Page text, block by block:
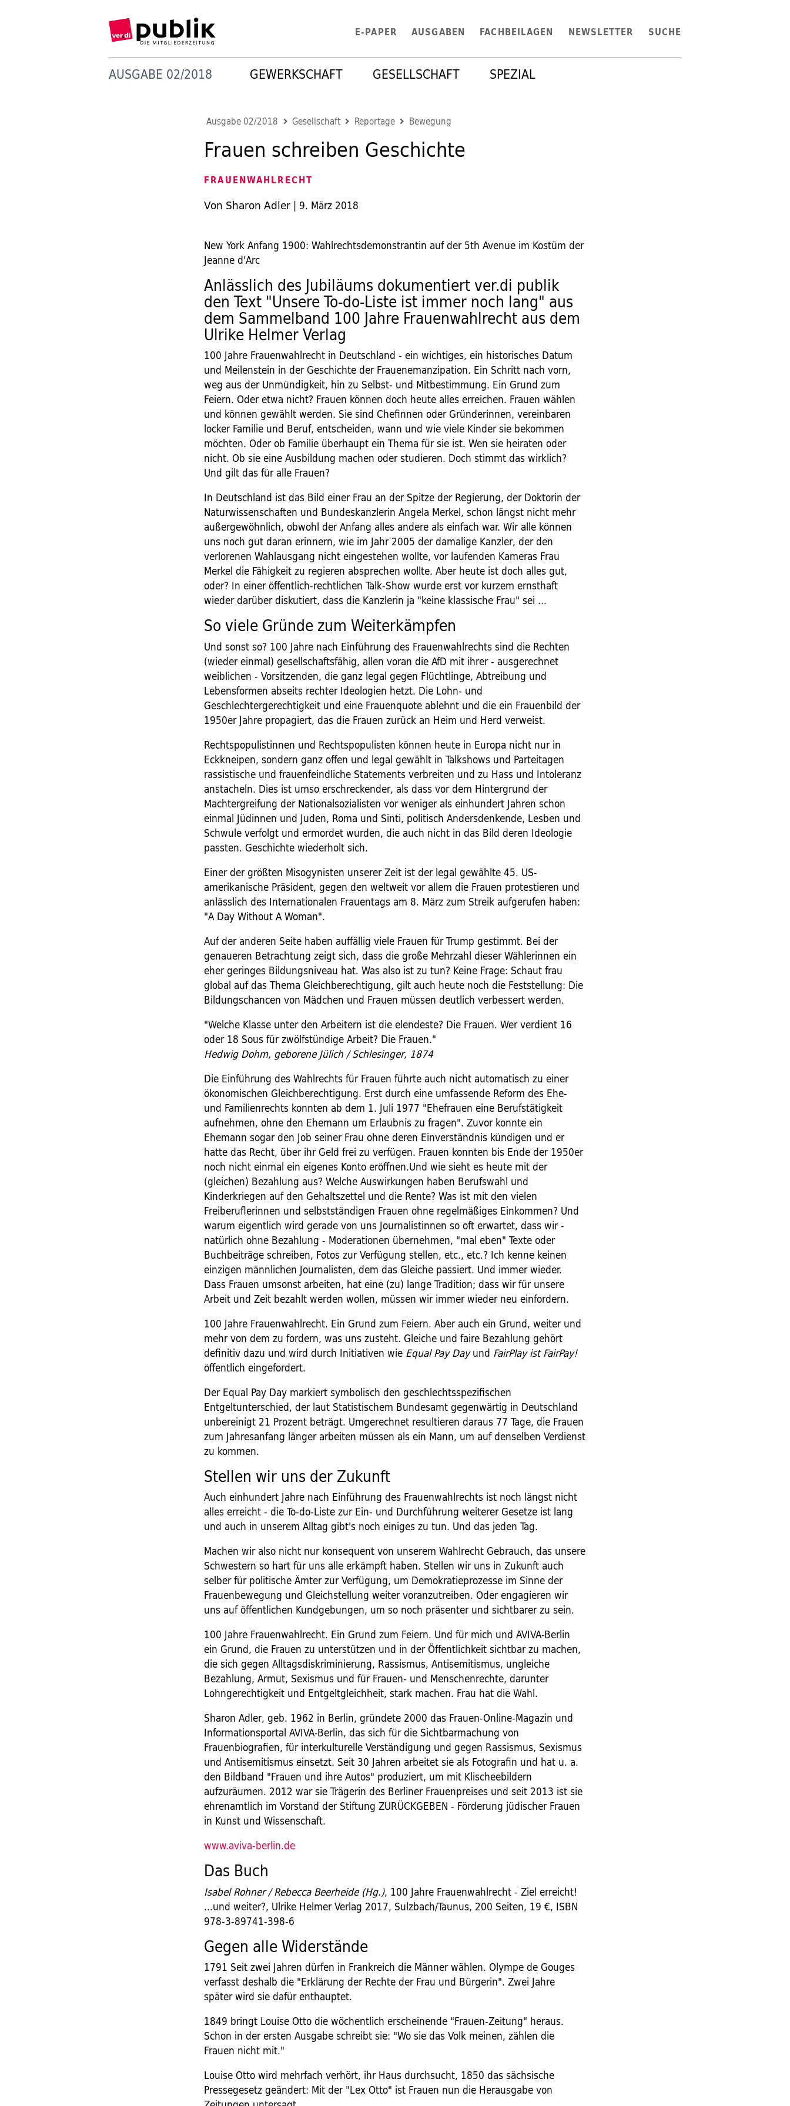
E-PAPER AUSGABEN FACHBEILAGEN NEWSLETTER SUCHE
AUSGABE 02/2018 GEWERKSCHAFT GESELLSCHAFT SPEZIAL
Ausgabe 02/2018 Gesellschaft Reportage Bewegung
Frauen schreiben Geschichte
FRAUENWAHLRECHT
Von Sharon Adler | 9. März 2018
New York Anfang 1900: Wahlrechtsdemonstrantin auf der 5th Avenue im Kostüm der
Jeanne d'Arc
Anlässlich des Jubiläums dokumentiert ver.di publik
den Text "Unsere To-do-Liste ist immer noch lang" aus
dem Sammelband 100 Jahre Frauenwahlrecht aus dem
Ulrike Helmer Verlag
100 Jahre Frauenwahlrecht in Deutschland - ein wichtiges, ein historisches Datum
und Meilenstein in der Geschichte der Frauenemanzipation. Ein Schritt nach vorn,
weg aus der Unmündigkeit, hin zu Selbst- und Mitbestimmung. Ein Grund zum
Feiern. Oder etwa nicht? Frauen können doch heute alles erreichen. Frauen wählen
und können gewählt werden. Sie sind Chefinnen oder Gründerinnen, vereinbaren
locker Familie und Beruf, entscheiden, wann und wie viele Kinder sie bekommen
möchten. Oder ob Familie überhaupt ein Thema für sie ist. Wen sie heiraten oder
nicht. Ob sie eine Ausbildung machen oder studieren. Doch stimmt das wirklich?
Und gilt das für alle Frauen?
In Deutschland ist das Bild einer Frau an der Spitze der Regierung, der Doktorin der
Naturwissenschaften und Bundeskanzlerin Angela Merkel, schon längst nicht mehr
außergewöhnlich, obwohl der Anfang alles andere als einfach war. Wir alle können
uns noch gut daran erinnern, wie im Jahr 2005 der damalige Kanzler, der den
verlorenen Wahlausgang nicht eingestehen wollte, vor laufenden Kameras Frau
Merkel die Fähigkeit zu regieren absprechen wollte. Aber heute ist doch alles gut,
oder? In einer öffentlich-rechtlichen Talk-Show wurde erst vor kurzem ernsthaft
wieder darüber diskutiert, dass die Kanzlerin ja "keine klassische Frau" sei ...
So viele Gründe zum Weiterkämpfen
Und sonst so? 100 Jahre nach Einführung des Frauenwahlrechts sind die Rechten
(wieder einmal) gesellschaftsfähig, allen voran die AfD mit ihrer - ausgerechnet
weiblichen - Vorsitzenden, die ganz legal gegen Flüchtlinge, Abtreibung und
Lebensformen abseits rechter Ideologien hetzt. Die Lohn- und
Geschlechtergerechtigkeit und eine Frauenquote ablehnt und die ein Frauenbild der
1950er Jahre propagiert, das die Frauen zurück an Heim und Herd verweist.
Rechtspopulistinnen und Rechtspopulisten können heute in Europa nicht nur in
Eckkneipen, sondern ganz offen und legal gewählt in Talkshows und Parteitagen
rassistische und frauenfeindliche Statements verbreiten und zu Hass und Intoleranz
anstacheln. Dies ist umso erschreckender, als dass vor dem Hintergrund der
Machtergreifung der Nationalsozialisten vor weniger als einhundert Jahren schon
einmal Jüdinnen und Juden, Roma und Sinti, politisch Andersdenkende, Lesben und
Schwule verfolgt und ermordet wurden, die auch nicht in das Bild deren Ideologie
passten. Geschichte wiederholt sich.
Einer der größten Misogynisten unserer Zeit ist der legal gewählte 45. US-
amerikanische Präsident, gegen den weltweit vor allem die Frauen protestieren und
anlässlich des Internationalen Frauentags am 8. März zum Streik aufgerufen haben:
"A Day Without A Woman".
Auf der anderen Seite haben auffällig viele Frauen für Trump gestimmt. Bei der
genaueren Betrachtung zeigt sich, dass die große Mehrzahl dieser Wählerinnen ein
eher geringes Bildungsniveau hat. Was also ist zu tun? Keine Frage: Schaut frau
global auf das Thema Gleichberechtigung, gilt auch heute noch die Feststellung: Die
Bildungschancen von Mädchen und Frauen müssen deutlich verbessert werden.
"Welche Klasse unter den Arbeitern ist die elendeste? Die Frauen. Wer verdient 16
oder 18 Sous für zwölfstündige Arbeit? Die Frauen."
Hedwig Dohm, geborene Jülich / Schlesinger, 1874
Die Einführung des Wahlrechts für Frauen führte auch nicht automatisch zu einer
ökonomischen Gleichberechtigung. Erst durch eine umfassende Reform des Ehe-
und Familienrechts konnten ab dem 1. Juli 1977 "Ehefrauen eine Berufstätigkeit
aufnehmen, ohne den Ehemann um Erlaubnis zu fragen". Zuvor konnte ein
Ehemann sogar den Job seiner Frau ohne deren Einverständnis kündigen und er
hatte das Recht, über ihr Geld frei zu verfügen. Frauen konnten bis Ende der 1950er
noch nicht einmal ein eigenes Konto eröffnen.Und wie sieht es heute mit der
(gleichen) Bezahlung aus? Welche Auswirkungen haben Berufswahl und
Kinderkriegen auf den Gehaltszettel und die Rente? Was ist mit den vielen
Freiberuflerinnen und selbstständigen Frauen ohne regelmäßiges Einkommen? Und
warum eigentlich wird gerade von uns Journalistinnen so oft erwartet, dass wir -
natürlich ohne Bezahlung - Moderationen übernehmen, "mal eben" Texte oder
Buchbeiträge schreiben, Fotos zur Verfügung stellen, etc., etc.? Ich kenne keinen
einzigen männlichen Journalisten, dem das Gleiche passiert. Und immer wieder.
Dass Frauen umsonst arbeiten, hat eine (zu) lange Tradition; dass wir für unsere
Arbeit und Zeit bezahlt werden wollen, müssen wir immer wieder neu einfordern.
100 Jahre Frauenwahlrecht. Ein Grund zum Feiern. Aber auch ein Grund, weiter und
mehr von dem zu fordern, was uns zusteht. Gleiche und faire Bezahlung gehört
definitiv dazu und wird durch Initiativen wie Equal Pay Dayund FairPlay ist FairPay!
öffentlich eingefordert.
Der Equal Pay Day markiert symbolisch den geschlechtsspezifischen
Entgeltunterschied, der laut Statistischem Bundesamt gegenwärtig in Deutschland
unbereinigt 21 Prozent beträgt. Umgerechnet resultieren daraus 77 Tage, die Frauen
zum Jahresanfang länger arbeiten müssen als ein Mann, um auf denselben Verdienst
zu kommen.
Stellen wir uns der Zukunft
Auch einhundert Jahre nach Einführung des Frauenwahlrechts ist noch längst nicht
alles erreicht - die To-do-Liste zur Ein- und Durchführung weiterer Gesetze ist lang
und auch in unserem Alltag gibt's noch einiges zu tun. Und das jeden Tag.
Machen wir also nicht nur konsequent von unserem Wahlrecht Gebrauch, das unsere
Schwestern so hart für uns alle erkämpft haben. Stellen wir uns in Zukunft auch
selber für politische Ämter zur Verfügung, um Demokratieprozesse im Sinne der
Frauenbewegung und Gleichstellung weiter voranzutreiben. Oder engagieren wir
uns auf öffentlichen Kundgebungen, um so noch präsenter und sichtbarer zu sein.
100 Jahre Frauenwahlrecht. Ein Grund zum Feiern. Und für mich und AVIVA-Berlin
ein Grund, die Frauen zu unterstützen und in der Öffentlichkeit sichtbar zu machen,
die sich gegen Alltagsdiskriminierung, Rassismus, Antisemitismus, ungleiche
Bezahlung, Armut, Sexismus und für Frauen- und Menschenrechte, darunter
Lohngerechtigkeit und Entgeltgleichheit, stark machen. Frau hat die Wahl.
Sharon Adler, geb. 1962 in Berlin, gründete 2000 das Frauen-Online-Magazin und
Informationsportal AVIVA-Berlin, das sich für die Sichtbarmachung von
Frauenbiografien, für interkulturelle Verständigung und gegen Rassismus, Sexismus
und Antisemitismus einsetzt. Seit 30 Jahren arbeitet sie als Fotografin und hat u. a.
den Bildband "Frauen und ihre Autos" produziert, um mit Klischeebildern
aufzuräumen. 2012 war sie Trägerin des Berliner Frauenpreises und seit 2013 ist sie
ehrenamtlich im Vorstand der Stiftung ZURÜCKGEBEN - Förderung jüdischer Frauen
in Kunst und Wissenschaft.
www.aviva-berlin.de
Das Buch
Isabel Rohner / Rebecca Beerheide (Hg.), 100 Jahre Frauenwahlrecht - Ziel erreicht!
...und weiter?, Ulrike Helmer Verlag 2017, Sulzbach/Taunus, 200 Seiten, 19 €, ISBN
978-3-89741-398-6
Gegen alle Widerstände
1791 Seit zwei Jahren dürfen in Frankreich die Männer wählen. Olympe de Gouges
verfasst deshalb die "Erklärung der Rechte der Frau und Bürgerin". Zwei Jahre
später wird sie dafür enthauptet.
1849 bringt Louise Otto die wöchentlich erscheinende "Frauen-Zeitung" heraus.
Schon in der ersten Ausgabe schreibt sie: "Wo sie das Volk meinen, zählen die
Frauen nicht mit."
Louise Otto wird mehrfach verhört, ihr Haus durchsucht, 1850 das sächsische
Pressegesetz geändert: Mit der "Lex Otto" ist Frauen nun die Herausgabe von